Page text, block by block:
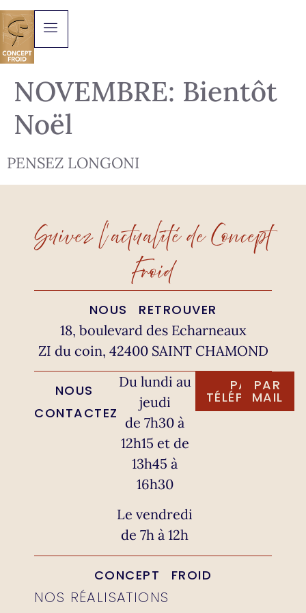
NOVEMBRE: Bientôt
Noël
PENSEZ LONGONI
Suivez l'actualité de Concept
Froid
NOUS RETROUVER
18, boulevard des Echarneaux
ZI du coin, 42400 SAINT CHAMOND
NOUS
CONTACTEZ
Du lundi au
jeudi
de 7h30 à
12h15 et de
13h45 à
16h30
Le vendredi
de 7h à 12h
PAR
TÉLÉPHONE
PAR
MAIL
CONCEPT FROID
NOS RÉALISATIONS